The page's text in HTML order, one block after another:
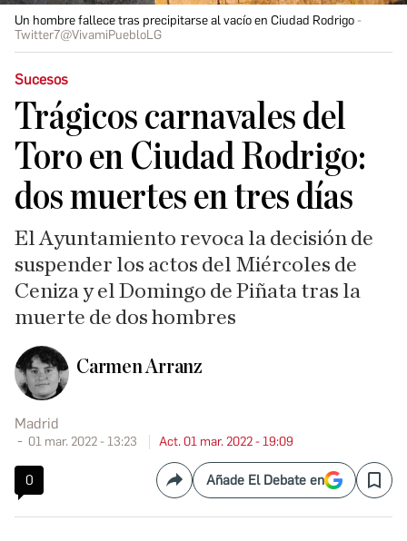
Un hombre fallece tras precipitarse al vacío en Ciudad Rodrigo
Twitter7@VivamiPuebloLG
Sucesos
Trágicos carnavales del
Toro en Ciudad Rodrigo:
dos muertes en tres días
El Ayuntamiento revoca la decisión de
suspender los actos del Miércoles de
Ceniza y el Domingo de Piñata tras la
muerte de dos hombres
Carmen Arranz
Madrid
01 mar. 2022 - 13:23 Act. 01 mar. 2022 - 19:09
0 CompartirAñade El Debate en Save